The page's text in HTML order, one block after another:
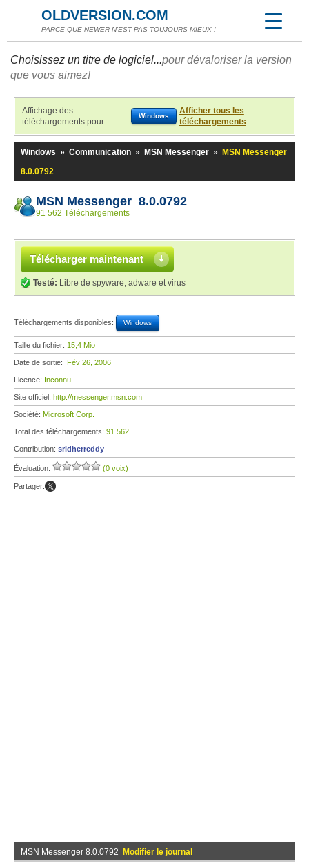
OLDVERSION.COM
PARCE QUE NEWER N'EST PAS TOUJOURS MIEUX !
Choisissez un titre de logiciel...pour dévaloriser la version
que vous aimez!
Affichage des
téléchargements pour
Windows
Afficher tous les
téléchargements
Windows » Communication » MSN Messenger »
MSN Messenger
8.0.0792
MSN Messenger 8.0.0792
91 562 Téléchargements
Télécharger maintenant
Testé: Libre de spyware, adware et virus
Téléchargements disponibles: Windows
Taille du fichier: 15,4 Mio
Date de sortie: Fév 26, 2006
Licence: Inconnu
Site officiel: http://messenger.msn.com
Société: Microsoft Corp.
Total des téléchargements: 91 562
Contribution: sridherreddy
Évaluation: (0 voix)
Partager:
MSN Messenger 8.0.0792 Modifier le journal